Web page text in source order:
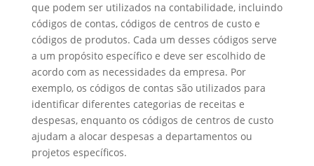
que podem ser utilizados na contabilidade, incluindo
códigos de contas, códigos de centros de custo e
códigos de produtos. Cada um desses códigos serve
a um propósito específico e deve ser escolhido de
acordo com as necessidades da empresa. Por
exemplo, os códigos de contas são utilizados para
identificar diferentes categorias de receitas e
despesas, enquanto os códigos de centros de custo
ajudam a alocar despesas a departamentos ou
projetos específicos.